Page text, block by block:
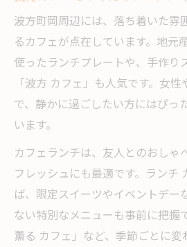
波方町岡周辺には、落ち着いた雰
るカフェが点在しています。地元
使ったランチプレートや、手作り
「波方 カフェ」も人気です。女
で、静かに過ごしたい方にはぴっ
います。
カフェランチは、友人とのおしゃ
フレッシュにも最適です。ランチ
ば、限定スイーツやイベントデー
ない特別なメニューも事前に把握
薫る カフェ」など、季節ごとに